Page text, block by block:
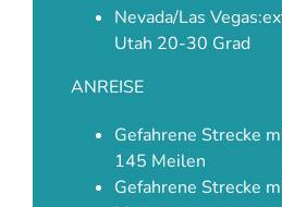
Nevada/Las
Utah 20-30 Grad
ANREISE
Gefahrene Strecke
145 Meilen
Gefahrene Strecke